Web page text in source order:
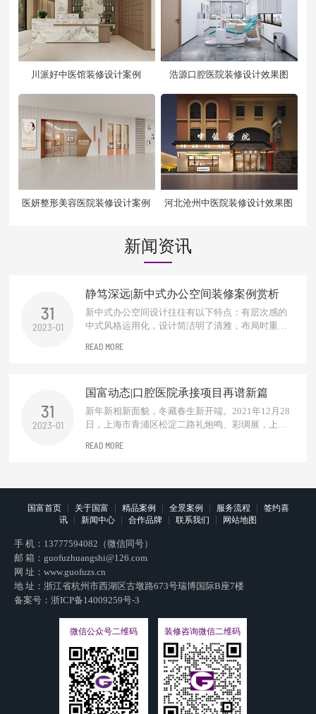
川派好中医馆装修设计案例 浩源口腔医院装修设计效果图
医妍整形美容医院装修设计案例 河北沧州中医院装修设计效果图
新闻资讯
31
2023-01
静笃深远|新中式办公空间装修案例赏析
新中式办公空间设计往往有以下特点：有层次感的
中式风格运用化，设计简洁明了清雅，布局时重视
会进行适当的分区。对于需要进行阻挡视线的地
繁为简，独处一隅，品淡淡茗...
READ MORE
31
2023-01
国富动态|口腔医院承接项目再谱新篇
新年新相新面貌，冬藏春生新开端。2021年12月28
日，上海市青浦区松淀二路礼炮鸣、彩绸展，上海
方浙江国富装饰到场诚意祝贺。千里之行始于足
建民口腔永远在前进的道路上，在专业领域...
READ MORE
国富首页| 关于国富 精品案例 全景案例 服务流程
签约喜
讯
新闻中心 合作品牌 联系我们 网站地图
手 机： 13777594082（微信同号）
邮 箱： guofuzhuangshi@126.com
网 址： www.guofuzs.cn
地 址：浙江省杭州市西湖区古墩路673号瑞博国际B座7楼
备案号： 浙ICP备14009259号-3
微信公众号二维码 装修咨询微信二维码